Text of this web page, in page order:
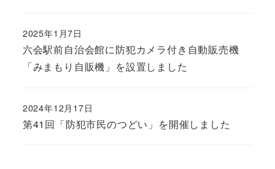
六会駅前自治会館に防犯カメラ付き自動販売機
「みまもり自販機」を設置しました
2025年1月7日
第41回「防犯市民のつどい」を開催しました
2024年12月17日